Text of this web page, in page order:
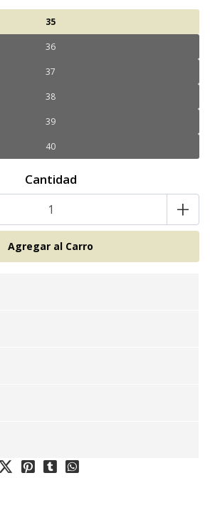
35
36
37
38
39
40
Cantidad
+